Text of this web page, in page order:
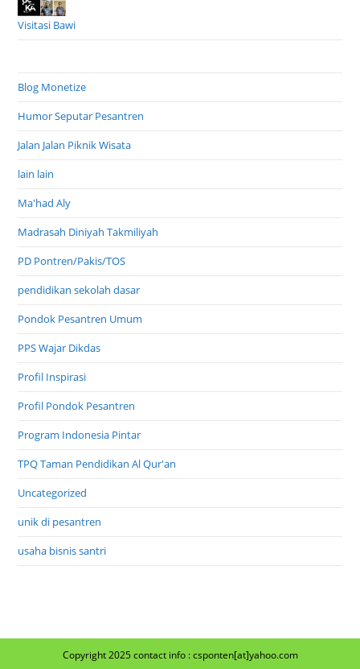
Visitasi Bawi
Blog Monetize
Humor Seputar Pesantren
Jalan Jalan Piknik Wisata
lain lain
Ma'had Aly
Madrasah Diniyah Takmiliyah
PD Pontren/Pakis/TOS
pendidikan sekolah dasar
Pondok Pesantren Umum
PPS Wajar Dikdas
Profil Inspirasi
Profil Pondok Pesantren
Program Indonesia Pintar
TPQ Taman Pendidikan Al Qur'an
Uncategorized
unik di pesantren
usaha bisnis santri
Copyright 2025 contact info : csponten[at]yahoo.com